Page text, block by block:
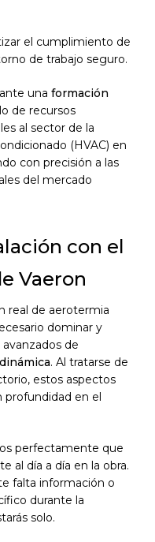
el cumplimiento de
de trabajo seguro.
unaformación
de recursos
al sector de la
(HVAC) en
con precisión a las
del mercado
con el
Vaeron
real de aerotermia
dominar y
de
. Al tratarse de
estos aspectos
profundidad en el
perfectamente que
al día a día en la obra.
falta información o
durante la
solo.